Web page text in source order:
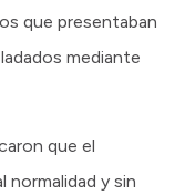
que presentaban
mediante
que el
y sin